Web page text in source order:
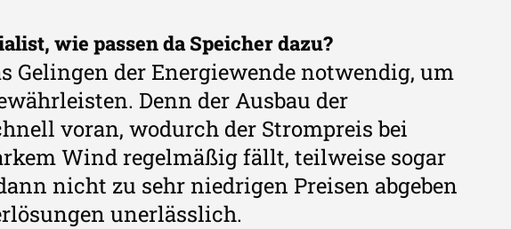
wie passen da Speicher dazu?
Gelingen der Energiewende notwendig, um
Denn der Ausbau der
voran, wodurch der Strompreis bei
Wind regelmäßig fällt, teilweise sogar
nicht zu sehr niedrigen Preisen abgeben
unerlässlich.